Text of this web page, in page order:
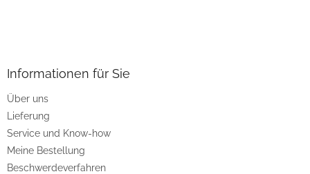
e
Informationen für Sie
Über uns
Lieferung
Service und Know-how
Meine Bestellung
Beschwerdeverfahren